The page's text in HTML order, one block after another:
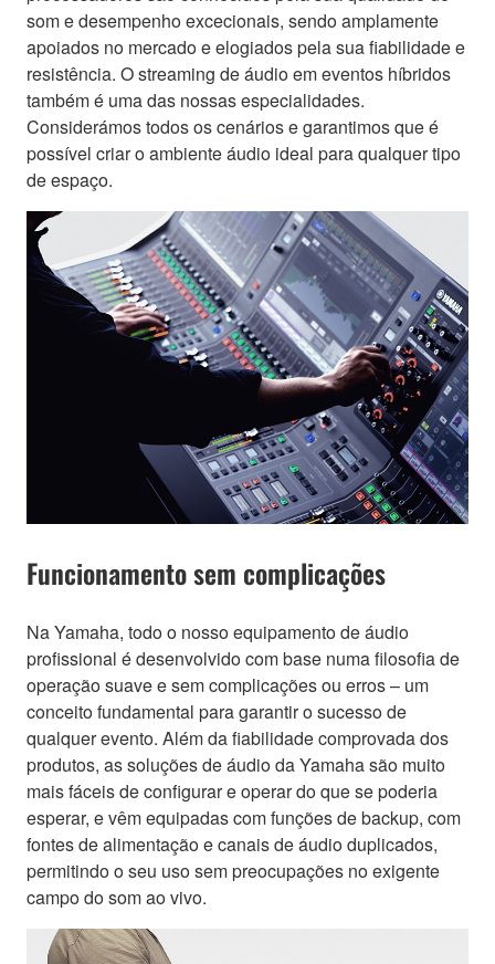
som e desempenho excecionais, sendo amplamente
apoiados no mercado e elogiados pela sua fiabilidade e
resistência. O streaming de áudio em eventos híbridos
também é uma das nossas especialidades.
Considerámos todos os cenários e garantimos que é
possível criar o ambiente áudio ideal para qualquer tipo
de espaço.
Funcionamento sem complicações
Na Yamaha, todo o nosso equipamento de áudio
profissional é desenvolvido com base numa filosofia de
operação suave e sem complicações ou erros – um
conceito fundamental para garantir o sucesso de
qualquer evento. Além da fiabilidade comprovada dos
produtos, as soluções de áudio da Yamaha são muito
mais fáceis de configurar e operar do que se poderia
esperar, e vêm equipadas com funções de backup, com
fontes de alimentação e canais de áudio duplicados,
permitindo o seu uso sem preocupações no exigente
campo do som ao vivo.